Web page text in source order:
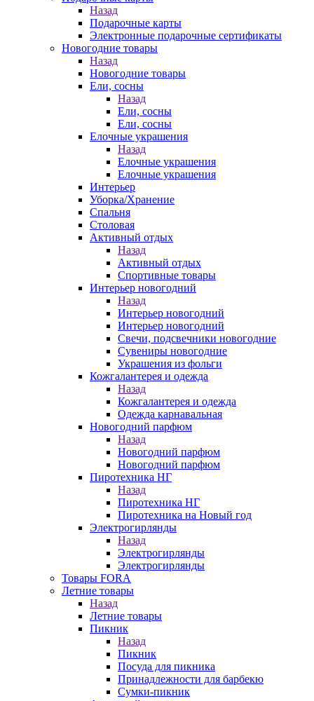
Назад
Подарочные карты
Электронные подарочные сертификаты
Новогодние товары
Назад
Новогодние товары
Ели, сосны
Назад
Ели, сосны
Ели, сосны
Елочные украшения
Назад
Елочные украшения
Елочные украшения
Интерьер
Уборка/Хранение
Спальня
Столовая
Активный отдых
Назад
Активный отдых
Спортивные товары
Интерьер новогодний
Назад
Интерьер новогодний
Интерьер новогодний
Свечи, подсвечники новогодние
Сувениры новогодние
Украшения из фольги
Кожгалантерея и одежда
Назад
Кожгалантерея и одежда
Одежда карнавальная
Новогодний парфюм
Назад
Новогодний парфюм
Новогодний парфюм
Пиротехника НГ
Назад
Пиротехника НГ
Пиротехника на Новый год
Электрогирлянды
Назад
Электрогирлянды
Электрогирлянды
Товары FORA
Летние товары
Назад
Летние товары
Пикник
Назад
Пикник
Посуда для пикника
Принадлежности для барбекю
Сумки-пикник